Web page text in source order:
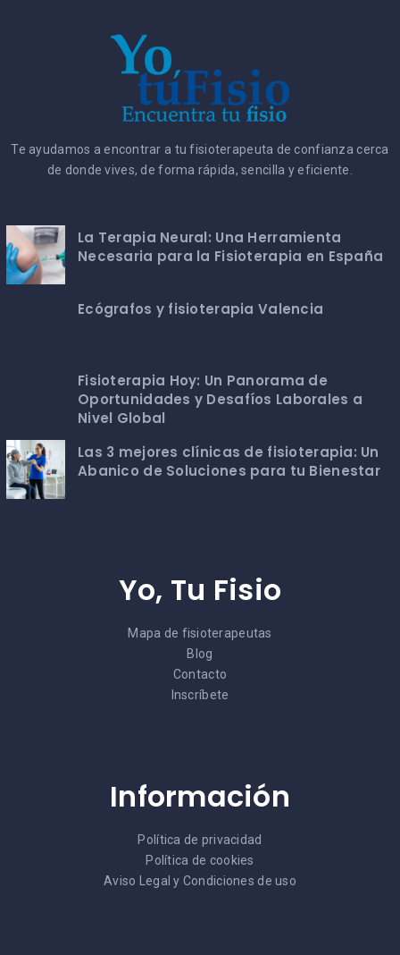
Te ayudamos a encontrar a tu fisioterapeuta de confianza cerca
de donde vives, de forma rápida, sencilla y eficiente.
La Terapia Neural: Una Herramienta
Necesaria para la Fisioterapia en España
Ecógrafos y fisioterapia Valencia
Fisioterapia Hoy: Un Panorama de
Oportunidades y Desafíos Laborales a
Nivel Global
Las 3 mejores clínicas de fisioterapia: Un
Abanico de Soluciones para tu Bienestar
Yo, Tu Fisio
Mapa de fisioterapeutas
Blog
Contacto
Inscríbete
Información
Política de privacidad
Política de cookies
Aviso Legal y Condiciones de uso